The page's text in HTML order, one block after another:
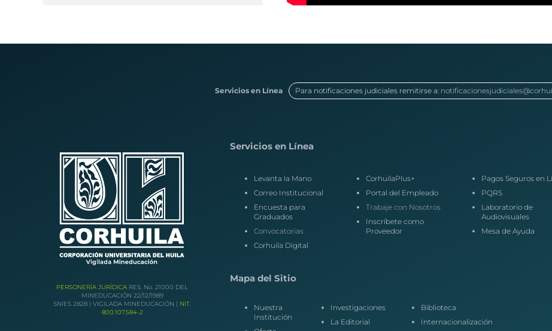
Servicios en Línea Para notificaciones judiciales remitirse a:
PERSONERÍA JURÍDICA RES. No. 21000 DEL
MINEDUCACIÓN 22/12/1989
SNIES 2828 | VIGILADA MINEDUCACIÓN | NIT.
800.107.584-2
Servicios en Línea
Levanta la Mano
Correo Institucional
Encuesta para
Graduados
Convocatorias
Corhuila Digital
CorhuilaPlus+
Portal del Empleado
Trabaje con Nosotros
Inscríbete como
Proveedor
Pagos Seguros en
PQRS
Laboratorio de
Audiovisuales
Mesa de Ayuda
Mapa del Sitio
Nuestra
Institución
Investigaciones
La Editorial
Biblioteca
Internacionalización